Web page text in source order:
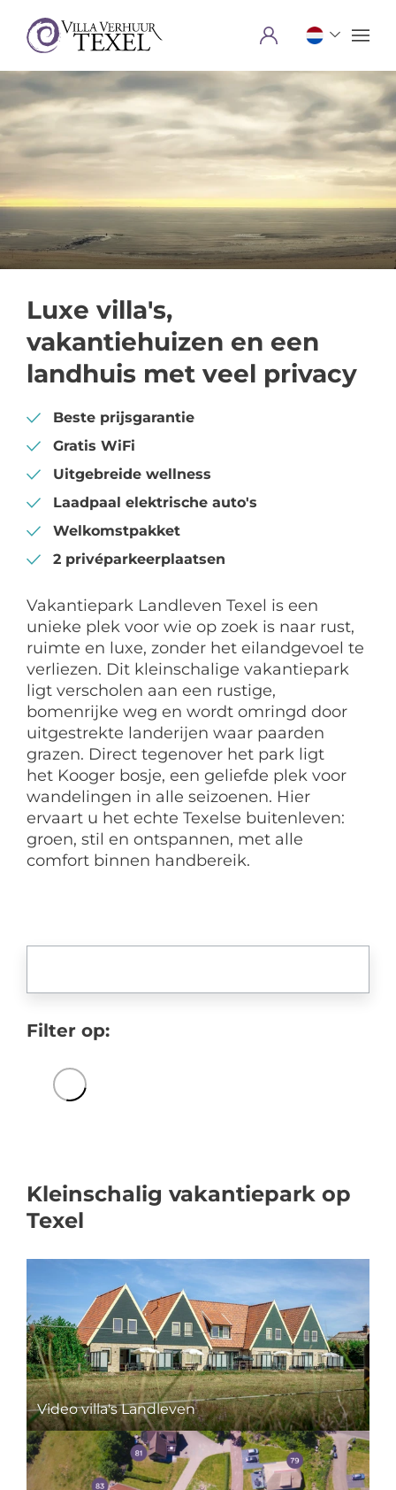
Menu
Luxe villa's,
vakantiehuizen en een
landhuis met veel privacy
Vakantiepark Landleven Texel is een
unieke plek voor wie op zoek is naar rust,
ruimte en luxe, zonder het eilandgevoel te
verliezen. Dit kleinschalige vakantiepark
ligt verscholen aan een rustige,
bomenrijke weg en wordt omringd door
uitgestrekte landerijen waar paarden
grazen. Direct tegenover het park ligt
het Kooger bosje, een geliefde plek voor
wandelingen in alle seizoenen. Hier
ervaart u het echte Texelse buitenleven:
groen, stil en ontspannen, met alle
comfort binnen handbereik.
Beste prijsgarantie
Gratis WiFi
Uitgebreide wellness
Laadpaal elektrische auto's
Welkomstpakket
2 privéparkeerplaatsen
Filter op:
Kleinschalig vakantiepark op
Texel
Video villa's Landleven